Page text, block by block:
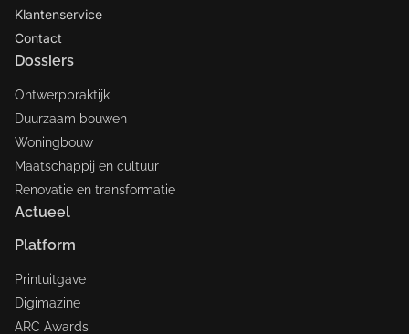
Klantenservice
Contact
Dossiers
Ontwerppraktijk
Duurzaam bouwen
Woningbouw
Maatschappij en cultuur
Renovatie en transformatie
Actueel
Platform
Printuitgave
Digimazine
ARC Awards